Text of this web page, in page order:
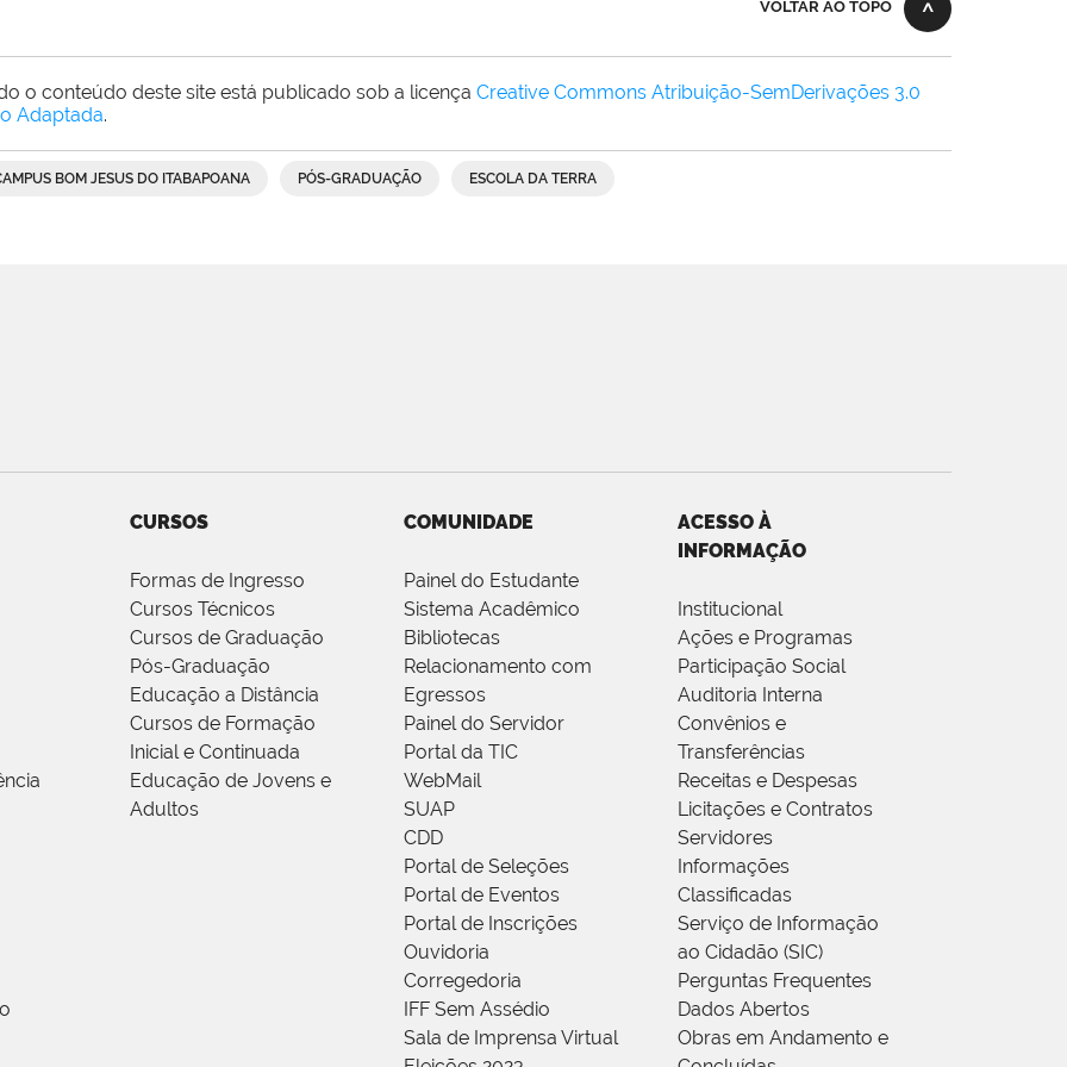
VOLTAR AO TOPO
o conteúdo deste site está publicado sob a licença Creative Commons Atribuição-SemDerivações 3.0
Adaptada.
BOM JESUS DO ITABAPOANA PÓS-GRADUAÇÃO ESCOLA DA TERRA
CURSOS
Formas de Ingresso
Cursos Técnicos
Cursos de Graduação
Pós-Graduação
Educação a Distância
Cursos de Formação
Inicial e Continuada
Educação de Jovens e
Adultos
COMUNIDADE
Painel do Estudante
Sistema Acadêmico
Bibliotecas
Relacionamento com
Egressos
Painel do Servidor
Portal da TIC
WebMail
SUAP
CDD
Portal de Seleções
Portal de Eventos
Portal de Inscrições
Ouvidoria
Corregedoria
IFF Sem Assédio
Sala de Imprensa Virtual
ACESSO À
INFORMAÇÃO
Institucional
Ações e Programas
Participação Social
Auditoria Interna
Convênios e
Transferências
Receitas e Despesas
Licitações e Contratos
Servidores
Informações
Classificadas
Serviço de Informação
ao Cidadão (SIC)
Perguntas Frequentes
Dados Abertos
Obras em Andamento e